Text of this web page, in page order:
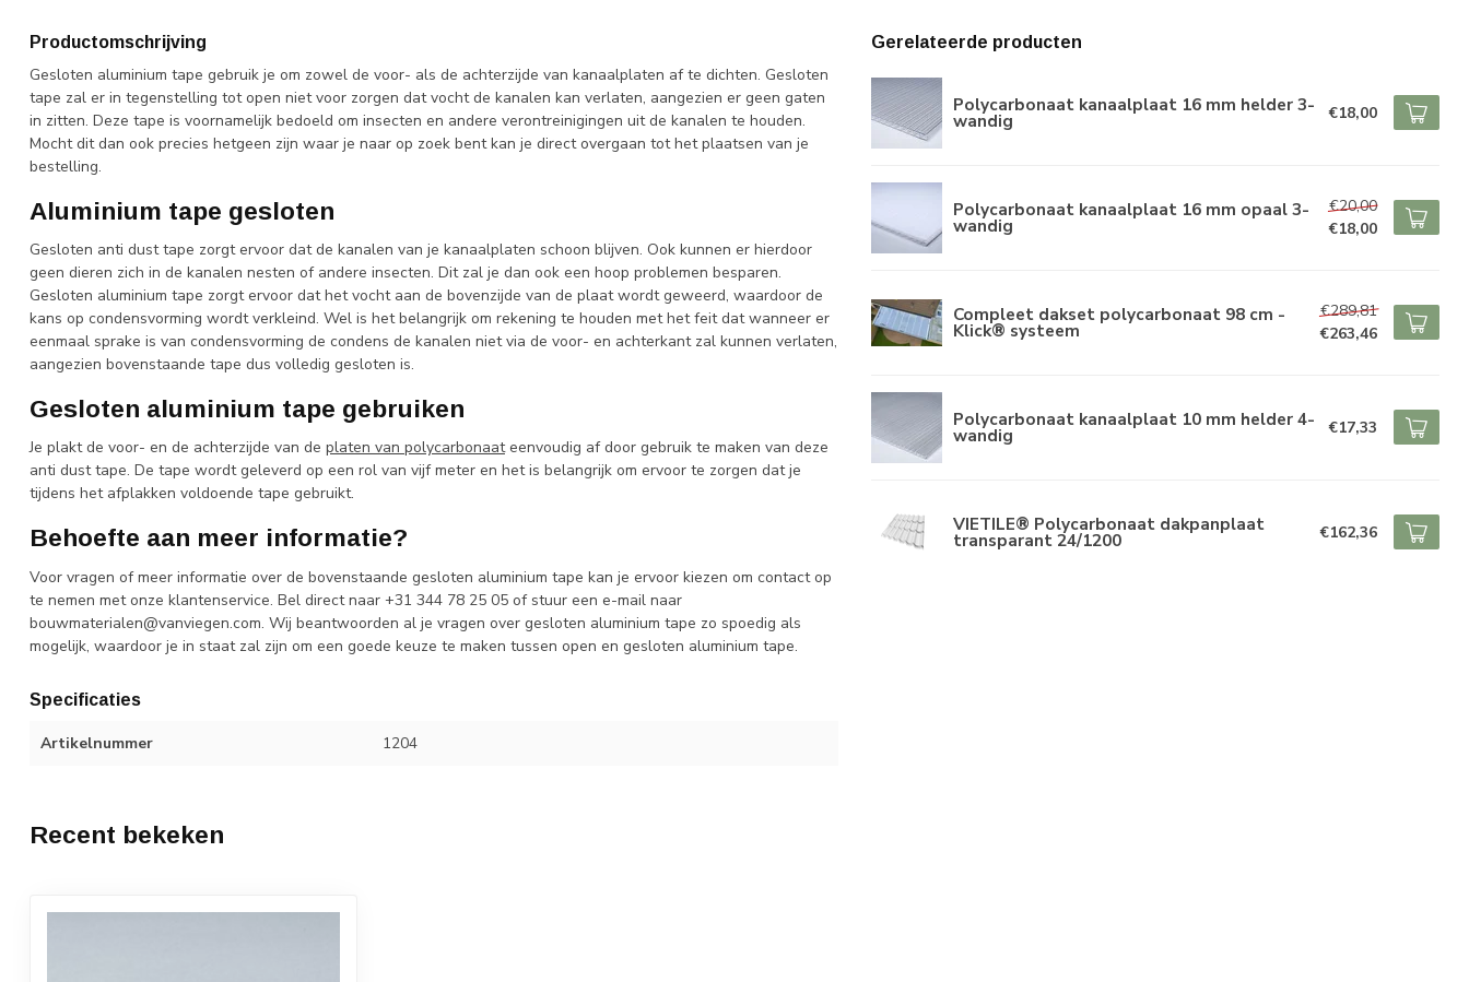
Productomschrijving
Gesloten aluminium tape gebruik je om zowel de voor- als de achterzijde van kanaalplaten af te dichten. Gesloten
tape zal er in tegenstelling tot open niet voor zorgen dat vocht de kanalen kan verlaten, aangezien er geen gaten
in zitten. Deze tape is voornamelijk bedoeld om insecten en andere verontreinigingen uit de kanalen te houden.
Mocht dit dan ook precies hetgeen zijn waar je naar op zoek bent kan je direct overgaan tot het plaatsen van je
bestelling.
Aluminium tape gesloten
Gesloten anti dust tape zorgt ervoor dat de kanalen van je kanaalplaten schoon blijven. Ook kunnen er hierdoor
geen dieren zich in de kanalen nesten of andere insecten. Dit zal je dan ook een hoop problemen besparen.
Gesloten aluminium tape zorgt ervoor dat het vocht aan de bovenzijde van de plaat wordt geweerd, waardoor de
kans op condensvorming wordt verkleind. Wel is het belangrijk om rekening te houden met het feit dat wanneer er
eenmaal sprake is van condensvorming de condens de kanalen niet via de voor- en achterkant zal kunnen verlaten,
aangezien bovenstaande tape dus volledig gesloten is.
Gesloten aluminium tape gebruiken
Je plakt de voor- en de achterzijde van de platen van polycarbonaateenvoudig af door gebruik te maken van deze
anti dust tape. De tape wordt geleverd op een rol van vijf meter en het is belangrijk om ervoor te zorgen dat je
tijdens het afplakken voldoende tape gebruikt.
Behoefte aan meer informatie?
Voor vragen of meer informatie over de bovenstaande gesloten aluminium tape kan je ervoor kiezen om contact op
te nemen met onze klantenservice. Bel direct naar +31 344 78 25 05 of stuur een e-mail naar
bouwmaterialen@vanviegen.com. Wij beantwoorden al je vragen over gesloten aluminium tape zo spoedig als
mogelijk, waardoor je in staat zal zijn om een goede keuze te maken tussen open en gesloten aluminium tape.
Specificaties
Artikelnummer 1204
Gerelateerde producten
Polycarbonaat kanaalplaat 16 mm helder 3-
wandig €18,00
Polycarbonaat kanaalplaat 16 mm opaal 3-
wandig
€20,00
€18,00
Compleet dakset polycarbonaat 98 cm -
Klick® systeem
€289,81
€263,46
Polycarbonaat kanaalplaat 10 mm helder 4-
wandig €17,33
VIETILE® Polycarbonaat dakpanplaat
transparant 24/1200 €162,36
Recent bekeken